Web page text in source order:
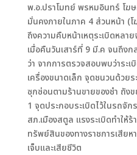
พ.อ.ปราโมทย์ พรหมอินทร์ โฆ
มั่นคงภายในภาค 4 ส่วนหน้า (
ถึงความคืบหน้าเหตุระเบิดหล
เมื่อคืนวันเสาร์ที่ 9 มี.ค จนถึง
ว่า จากการตรวจสอบพบว่าระเ
เครื่องขนาดเล็ก จุดชนวนด้วยร
ซุกซ่อนตามร้านขายของชำ ถัง
1 จุดประกอบระเบิดไว้ในรถจั
สภ.เมืองสตูล แรงระเบิดทำให้
ทรัพย์สินของทางราชการเสีย
เจ็บและเสียชีวิต